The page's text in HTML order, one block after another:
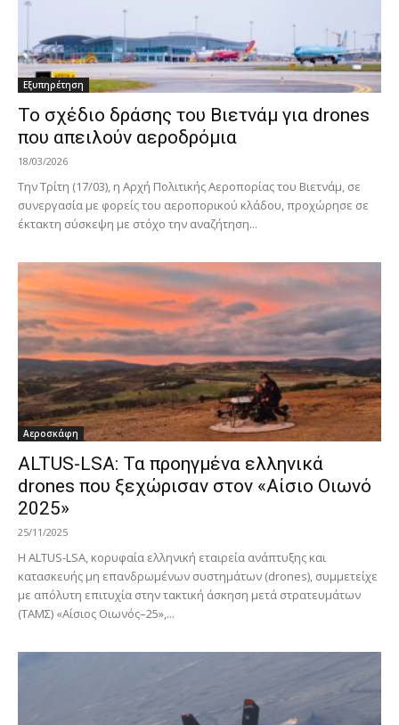
Εξυπηρέτηση
Το σχέδιο δράσης του Βιετνάμ για drones
που απειλούν αεροδρόμια
18/03/2026
Την Τρίτη (17/03), η Αρχή Πολιτικής Αεροπορίας του Βιετνάμ, σε
συνεργασία με φορείς του αεροπορικού κλάδου, προχώρησε σε
έκτακτη σύσκεψη με στόχο την αναζήτηση...
Αεροσκάφη
ALTUS-LSA: Τα προηγμένα ελληνικά
drones που ξεχώρισαν στον «Αίσιο Οιωνό
2025»
25/11/2025
Η ALTUS-LSA, κορυφαία ελληνική εταιρεία ανάπτυξης και
κατασκευής μη επανδρωμένων συστημάτων (drones), συμμετείχε
με απόλυτη επιτυχία στην τακτική άσκηση μετά στρατευμάτων
(ΤΑΜΣ) «Αίσιος Οιωνός–25»,...